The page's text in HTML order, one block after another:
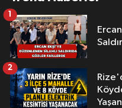
Ercan
1
2